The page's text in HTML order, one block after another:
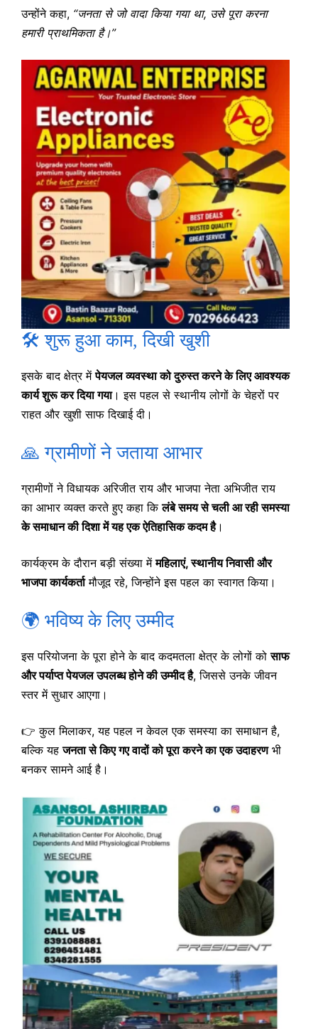
उन्होंने कहा, “जनता से जो वादा किया गया था, उसे पूरा करना
हमारी प्राथमिकता है।”
🛠️ शुरू हुआ काम, दिखी खुशी
इसके बाद क्षेत्र मेंपेयजल व्यवस्था को दुरुस्त करने के लिए आवश्यक
कार्य शुरू कर दिया गया। इस पहल से स्थानीय लोगों के चेहरों पर
राहत और खुशी साफ दिखाई दी।
🙏 ग्रामीणों ने जताया आभार
ग्रामीणों ने विधायक अरिजीत राय और भाजपा नेता अभिजीत राय
का आभार व्यक्त करते हुए कहा किलंबे समय से चली आ रही समस्या
के समाधान की दिशा में यह एक ऐतिहासिक कदम है।
कार्यक्रम के दौरान बड़ी संख्या मेंमहिलाएं, स्थानीय निवासी और
भाजपा कार्यकर्तामौजूद रहे, जिन्होंने इस पहल का स्वागत किया।
🌍 भविष्य के लिए उम्मीद
इस परियोजना के पूरा होने के बाद कदमतला क्षेत्र के लोगों कोसाफ
और पर्याप्त पेयजल उपलब्ध होने की उम्मीद है, जिससे उनके जीवन
स्तर में सुधार आएगा।
👉 कुल मिलाकर, यह पहल न केवल एक समस्या का समाधान है,
बल्कि यहजनता से किए गए वादों को पूरा करने का एक उदाहरणभी
बनकर सामने आई है।